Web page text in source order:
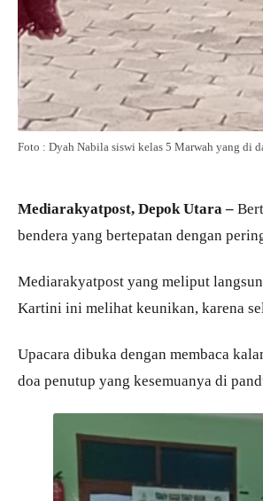
Foto : Dyah Nabila siswi kelas 5 Marwah yang di
Mediarakyatpost, Depok Utara –
bendera yang bertepatan dengan
Mediarakyatpost yang meliput
Kartini ini melihat keunikan, karena
Upacara dibuka dengan membaca
doa penutup yang kesemuanya di